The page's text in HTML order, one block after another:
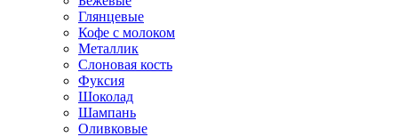
Глянцевые
Кофе с молоком
Металлик
Слоновая кость
Фуксия
Шоколад
Шампань
Оливковые